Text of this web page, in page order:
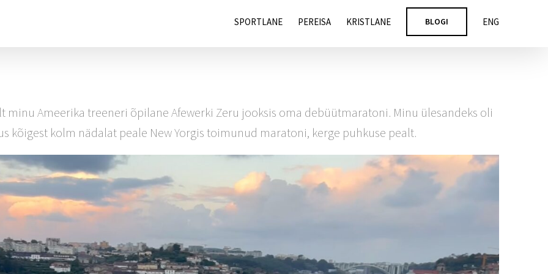
SPORTLANE PEREISA KRISTLANE BLOGI ENG
minu Ameerika treeneri õpilane Afewerki Zeru jooksis oma debüütmaratoni. Minu ülesandeks oli
kõigest kolm nädalat peale New Yorgis toimunud maratoni, kerge puhkuse pealt.